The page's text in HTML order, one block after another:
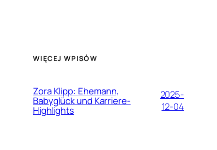
WIĘCEJ WPISÓW
Zora Klipp: Ehemann,
Babyglück und Karriere-
Highlights
2025-
12-04